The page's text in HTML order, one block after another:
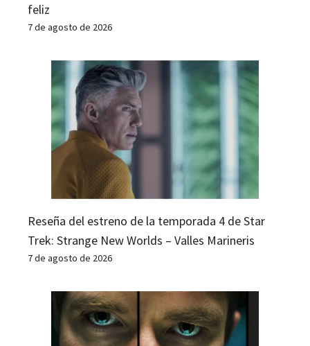
feliz
7 de agosto de 2026
Reseña del estreno de la temporada 4 de Star
Trek: Strange New Worlds – Valles Marineris
7 de agosto de 2026